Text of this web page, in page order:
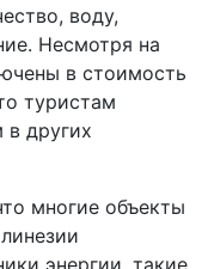
воду,
Несмотря на
в стоимость
туристам
в других
многие объекты
энергии, такие